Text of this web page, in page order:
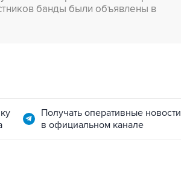
банды были объявлены в
Получать оперативные новости
в официальном канале